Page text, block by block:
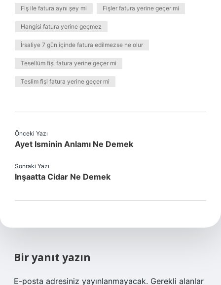
Fiş ile fatura aynı şey mi Fişler fatura yerine geçer mi
Hangisi fatura yerine geçmez
İrsaliye 7 gün içinde fatura edilmezse ne olur
Tesellüm fişi fatura yerine geçer mi
Teslim fişi fatura yerine geçer mi
Önceki Yazı
Ayet Isminin Anlamı Ne Demek
Sonraki Yazı
Inşaatta Cidar Ne Demek
Bir yanıt yazın
E-posta adresiniz yayınlanmayacak. Gerekli alanlar